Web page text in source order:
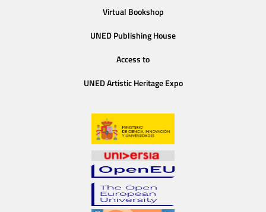
Virtual Bookshop
UNED Publishing House
Access to
UNED Artistic Heritage Expo